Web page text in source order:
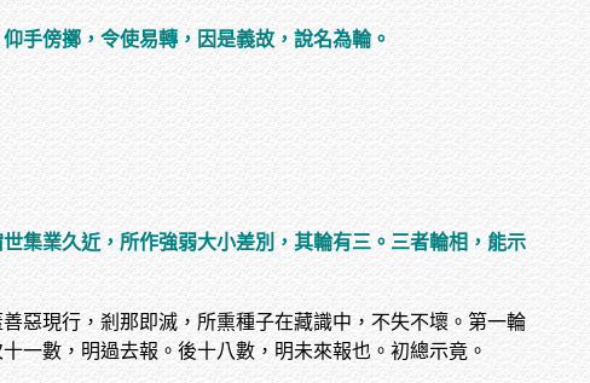
手傍擲，令使易轉，因是義故，說名為輪。
集業久近，所作強弱大小差別，其輪有三。三者輪相，能示
惡現行，剎那即滅，所熏種子在藏識中，不失不壞。第一輪
一數，明過去報。後十八數，明未來報也。初總示竟。